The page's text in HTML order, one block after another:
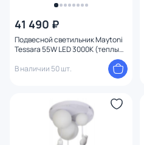
41 490 ₽
Подвесной светильник Maytoni
Tessara 55W LED 3000К (теплый)
В наличии 50 шт.